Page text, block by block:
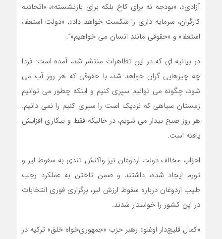
آزادی»، «بودجه نه برای کاخ بلکه برای بازنشسته»، «اتحادیه
کارگران، سرمایه داری را شکست خواهد داد»، «دولت استعفا،
استعفا» و «حقوقی مانند انسان می خواهیم»”.
در بیانیه ای که در این تظاهرات منتشر شد، آمده است: فردا
چه چیزهایی گران خواهد شد، با حقوقی که هر روز آب می
شود، چگونه می توانیم سپری کنیم و اینکه چطور می توانیم
زمستان سیاهی که نزدیک است را سپری کنیم را نمی دانیم.
هر روز صبح بیدار می شویم، در حالیکه فقط و بیکاری افزایش
یافته است.
احزاب مخالف دولت اردوغان نیز واکنش تندی به سقوط لیر و
تورم ایجاد شده، داشتند و ضمن تاختن به عملکرد رجب
طیب اردوغان درباره سقوط ارزش لیر، برگزاری فوری انتخابات
در این کشور را خواستار شدند.
«کمال قلیچ‌دار اوغلو» رهبر حزب «جمهوری‌خواه خلق» ترکیه در